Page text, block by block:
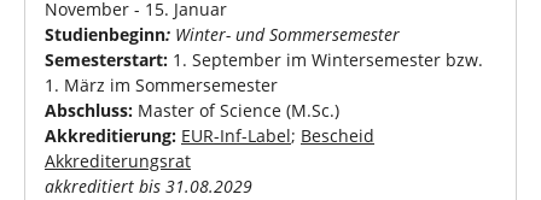
November - 15. Januar
Studienbeginn: Winter- und Sommersemester
Semesterstart: 1. September im Wintersemester bzw.
1. März im Sommersemester
Abschluss: Master of Science (M.Sc.)
Akkreditierung: EUR-Inf-Label; Bescheid
Akkrediterungsrat
akkreditiert bis 31.08.2029